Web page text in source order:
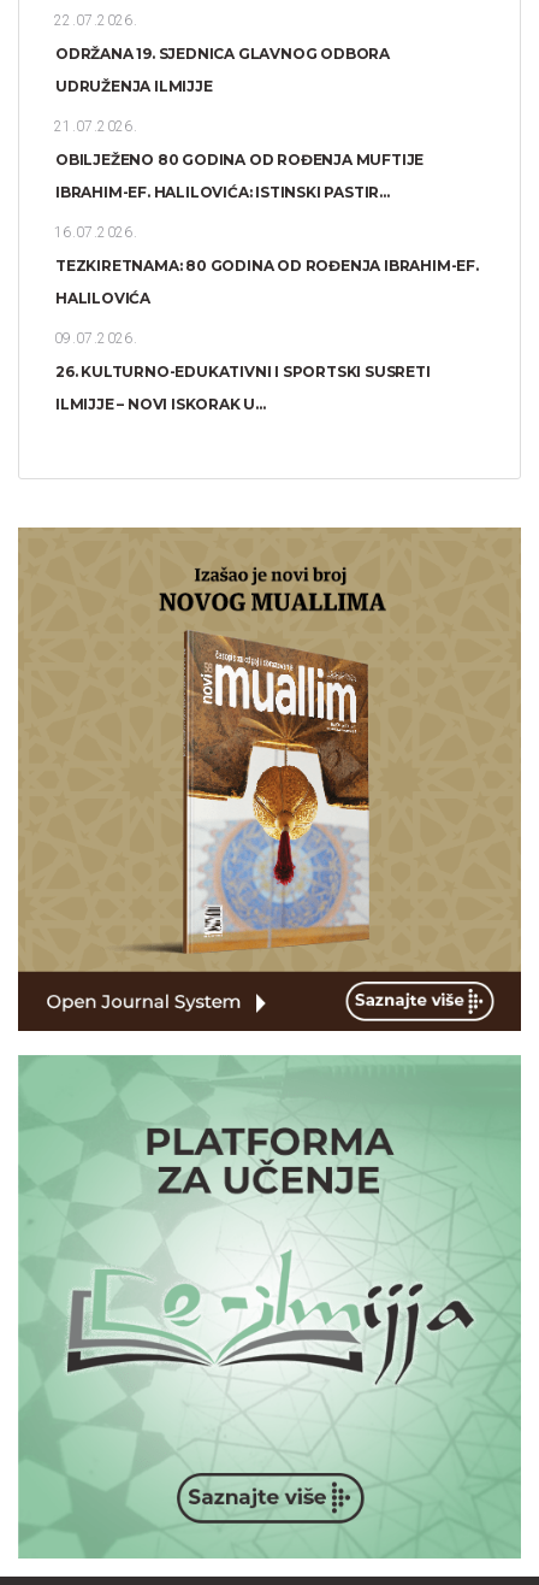
22.07.2026.
ODRŽANA 19. SJEDNICA GLAVNOG ODBORA
UDRUŽENJA ILMIJJE
21.07.2026.
OBILJEŽENO 80 GODINA OD ROĐENJA MUFTIJE
IBRAHIM-EF. HALILOVIĆA: ISTINSKI PASTIR...
16.07.2026.
TEZKIRETNAMA: 80 GODINA OD ROĐENJA IBRAHIM-EF.
HALILOVIĆA
09.07.2026.
26. KULTURNO-EDUKATIVNI I SPORTSKI SUSRETI
ILMIJJE – NOVI ISKORAK U...